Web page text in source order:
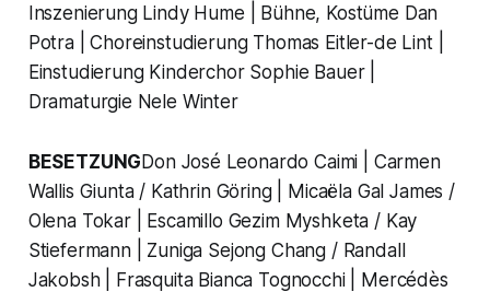
Inszenierung Lindy Hume | Bühne, Kostüme Dan
Potra | Choreinstudierung Thomas Eitler-de Lint |
Einstudierung Kinderchor Sophie Bauer |
Dramaturgie Nele Winter
BESETZUNGDon José Leonardo Caimi | Carmen
Wallis Giunta / Kathrin Göring | Micaëla Gal James /
Olena Tokar | Escamillo Gezim Myshketa / Kay
Stiefermann | Zuniga Sejong Chang / Randall
Jakobsh | Frasquita Bianca Tognocchi | Mercédès